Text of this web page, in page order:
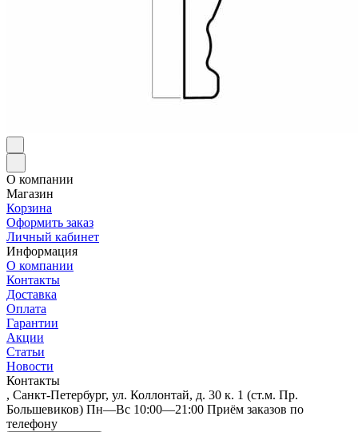
О компании
Магазин
Корзина
Оформить заказ
Личный кабинет
Информация
О компании
Контакты
Доставка
Оплата
Гарантии
Акции
Статьи
Новости
Контакты
, Санкт-Петербург, ул. Коллонтай, д. 30 к. 1 (ст.м. Пр.
Большевиков) Пн—Вс 10:00—21:00 Приём заказов по
телефону